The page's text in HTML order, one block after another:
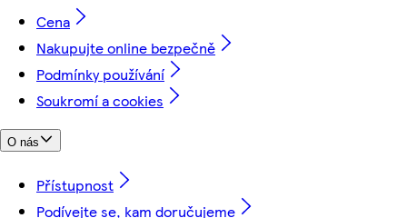
Cena
Nakupujte online bezpečně
Podmínky používání
Soukromí a cookies
O nás
Přístupnost
Podívejte se, kam doručujeme